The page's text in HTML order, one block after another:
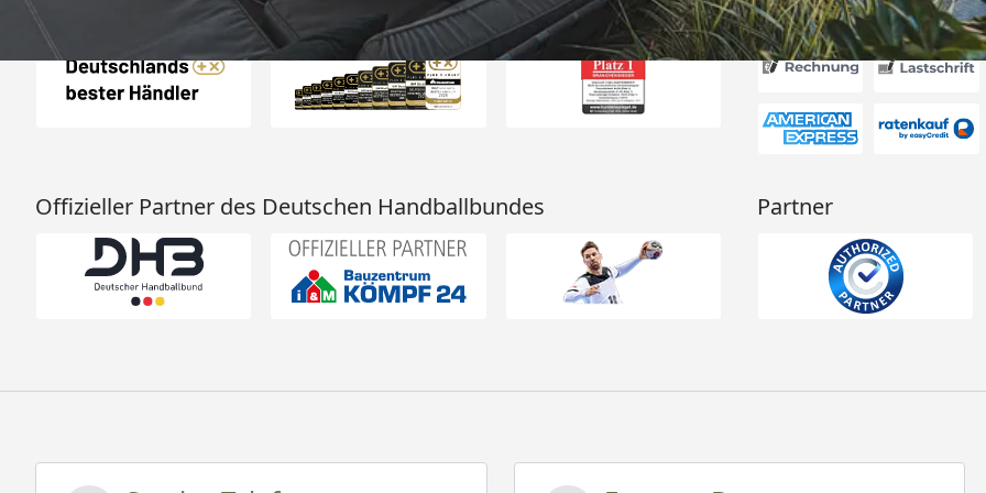
Auszeichnungen Akzeptierte
Offizieller Partner des Deutschen Handballbundes Partner